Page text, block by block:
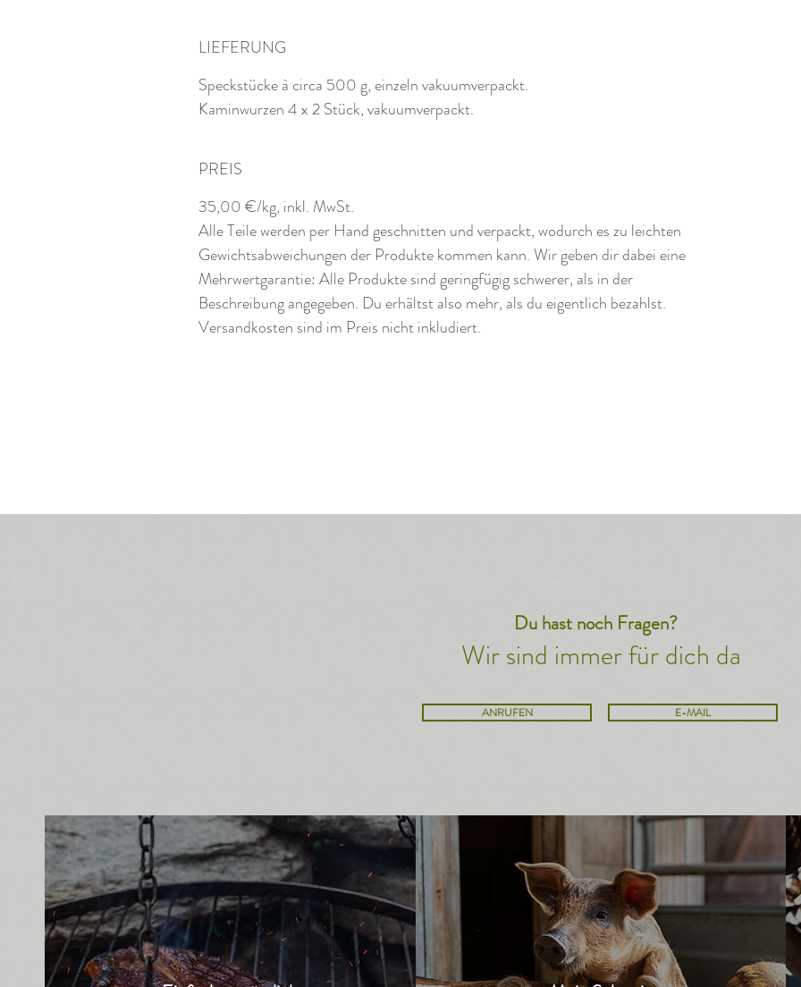
LIEFERUNG
Speckstücke à circa 500 g, einzeln vakuumverpackt.
Kaminwurzen 4 x 2 Stück, vakuumverpackt.
PREIS
35,00 €/kg, inkl. MwSt.
Alle Teile werden per Hand geschnitten und verpackt, wodurch es zu leichten
Gewichtsabweichungen der Produkte kommen kann. Wir geben dir dabei eine
Mehrwertgarantie: Alle Produkte sind geringfügig schwerer, als in der
Beschreibung angegeben. Du erhältst also mehr, als du eigentlich bezahlst.
Versandkosten sind im Preis nicht inkludiert.
Du hast noch Fragen?
Wir sind immer für dich da
ANRUFEN E-MAIL